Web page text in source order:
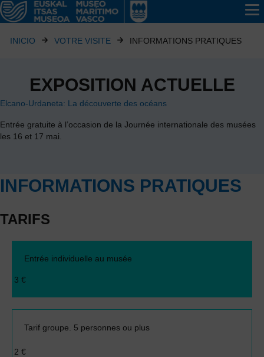
INICIO VOTRE VISITE INFORMATIONS PRATIQUES
EXPOSITION ACTUELLE
Elcano-Urdaneta: La découverte des océans
Entrée gratuite à l’occasion de la Journée internationale des musées
les 16 et 17 mai.
INFORMATIONS PRATIQUES
TARIFS
Entrée individuelle au musée
3 €
Tarif groupe. 5 personnes ou plus
2 €